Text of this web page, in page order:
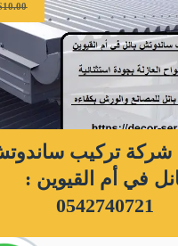
شركة تركيب
في أم القيوين :
0542740721
10.00